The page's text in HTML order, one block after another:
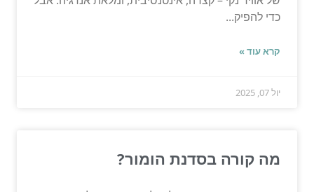
כדי להפיק...
קרא עוד »
יול 07, 2025
מה קורה בסדנת הומור?